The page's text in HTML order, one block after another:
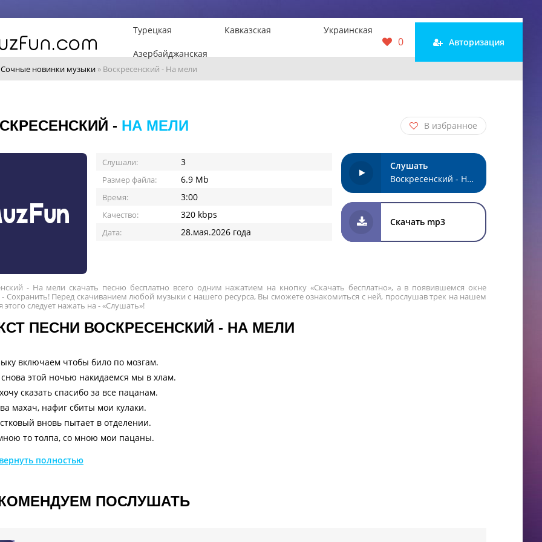
Турецкая Кавказская Украинская
Азербайджанская
0 Авторизация
Сочные новинки музыки » Воскресенский - На мели
- НА МЕЛИ В избранное
Слушали: 3
Размер файла: 6.9 Mb
Время: 3:00
Качество: 320 kbps
Дата: 28.мая.2026 года
Слушать
Воскресенский - На мели
Скачать mp3
- На мели скачать песню бесплатно всего одним нажатием на кнопку «Скачать бесплатно», а в появившемся окне
Сохранить! Перед скачиванием любой музыки с нашего ресурса, Вы сможете ознакомиться с ней, прослушав трек на нашем
этого следует нажать на - «Слушать»!
ПЕСНИ ВОСКРЕСЕНСКИЙ - НА МЕЛИ
включаем чтобы било по мозгам.
этой ночью накидаемся мы в хлам.
сказать спасибо за все пацанам.
махач, нафиг сбиты мои кулаки.
вновь пытает в отделении.
то толпа, со мною мои пацаны.
махач, нафиг сбиты мои кулаки.
то толпа, со мною мои пацаны.
снова не хватает денег, снова на мели.
полностью
ПОСЛУШАТЬ